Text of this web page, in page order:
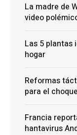
La madre de
video
Las 5 plantas
hogar
Reformas
para el
Francia
hantavirus